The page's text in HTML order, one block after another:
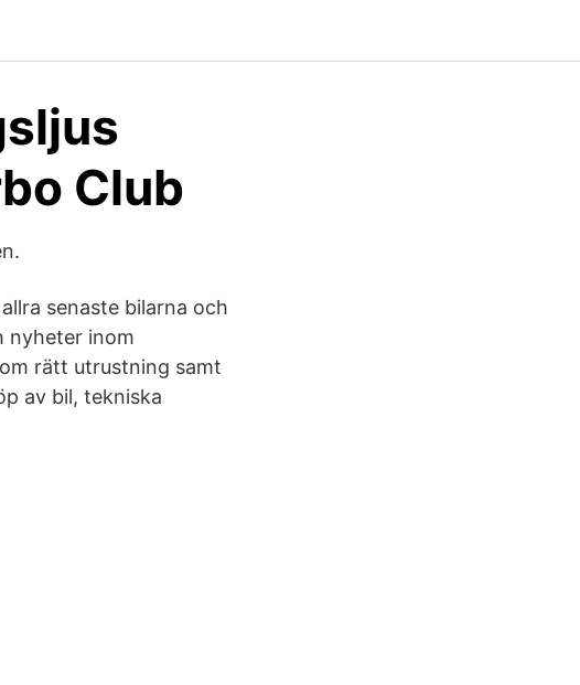
Club
senaste bilarna och
nyheter inom
rätt utrustning samt
av bil, tekniska